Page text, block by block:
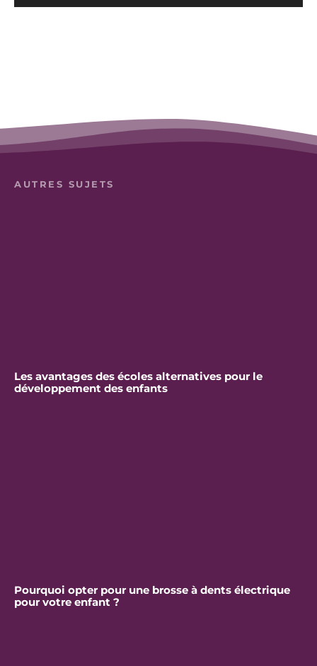
AUTRES SUJETS
Les avantages des écoles alternatives pour le
développement des enfants
Pourquoi opter pour une brosse à dents électrique
pour votre enfant ?